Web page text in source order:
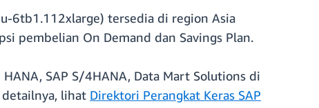
6tb1.112xlarge) tersedia di region Asia
pembelian On Demand dan Savings Plan.
SAP S/4HANA, Data Mart Solutions di
detailnya, lihat Direktori Perangkat Keras SAP